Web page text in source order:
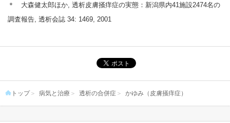
＊ 大森健太郎ほか, 透析皮膚掻痒症の実態：新潟県内41施設2474名の
調査報告, 透析会誌 34: 1469, 2001
トップ 病気と治療 透析の合併症 かゆみ（皮膚掻痒症）